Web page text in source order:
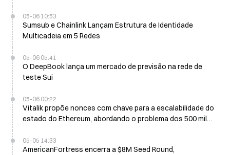
05-06 10:53
Sumsub e Chainlink Lançam Estrutura de Identidade
Multicadeia em 5 Redes
05-06 05:41
O DeepBook lança um mercado de previsão na rede de
teste Sui
05-06 00:22
Vitalik propõe nonces com chave para a escalabilidade do
estado do Ethereum, abordando o problema dos 500 mil
05-05 14:33
AmericanFortress encerra a $8M Seed Round,